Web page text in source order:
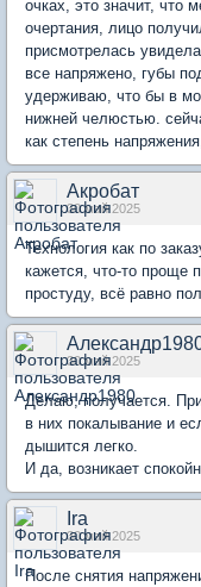
очках, это значит, что
очертания, лицо
присмотрелась
все напряжено, губы
удерживаю, что бы в
нижней челюстью.
как степень
Акробат
30 май 2025
Технология как по
кажется, что-то проще
простуду, всё равно
30 май 2025
Делаю, получается.
в них покалывание и
дышится легко.
И да, возникает
Ira
30 май 2025
После снятия